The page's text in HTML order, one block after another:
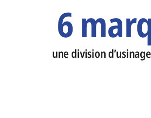
6
une division